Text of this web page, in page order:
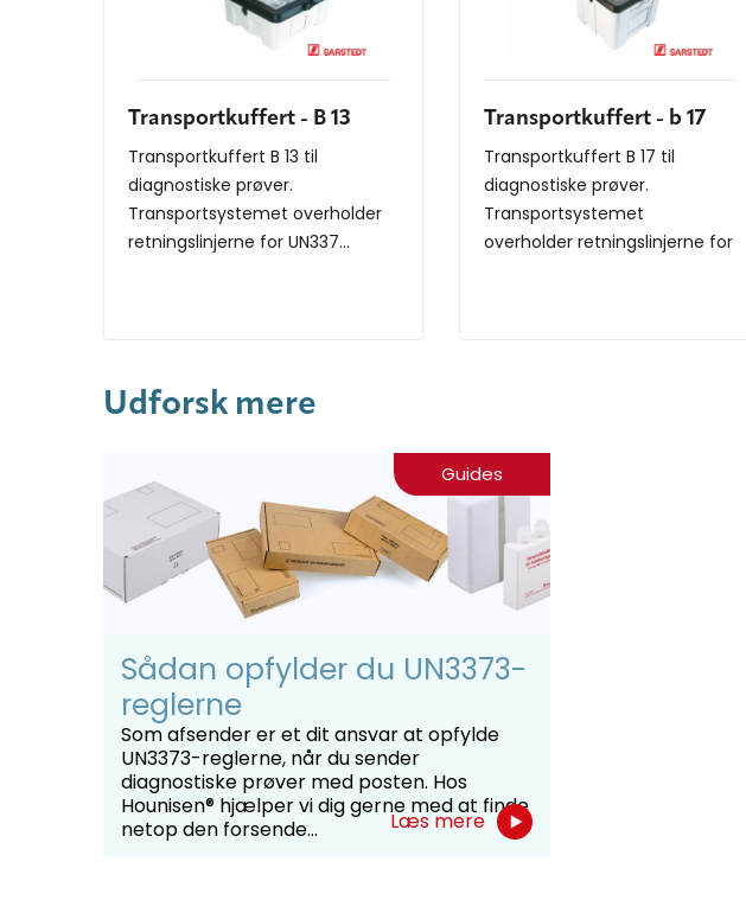
Transportkuffert - B 13
Transportkuffert B 13 til
diagnostiske prøver.
Transportsystemet overholder
retningslinjerne for UN337...
Transportkuffert - b 17
Transportkuffert B 17 til
diagnostiske prøver.
Transportsystemet
overholder retningslinjerne for
Udforsk mere
Guides
Sådan opfylder du UN3373-
reglerne
Som afsender er et dit ansvar at opfylde
UN3373-reglerne, når du sender
diagnostiske prøver med posten. Hos
Hounisen® hjælper vi dig gerne med at finde
netop den forsende...
Læs mere